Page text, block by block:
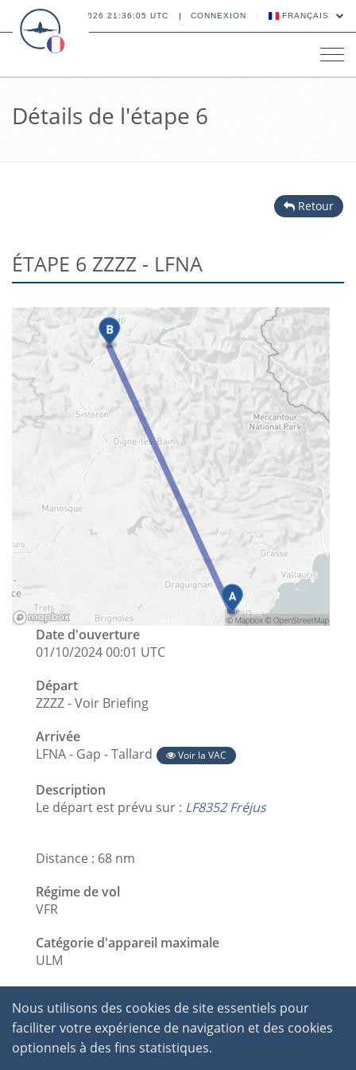
Nous utilisons des cookies de site essentiels pour
faciliter votre expérience de navigation et des cookies
optionnels à des fins statistiques.
06 AOÛT 2026 21:36:05 UTC CONNEXION FRANÇAIS
Détails de l'étape 6
Retour
ÉTAPE 6 ZZZZ - LFNA
Date d'ouverture
01/10/2024 00:01 UTC
Départ
ZZZZ - Voir Briefing
Arrivée
LFNA - Gap - Tallard
Voir la VAC
Description
Le départ est prévu sur : LF8352 Fréjus
Distance : 68 nm
Régime de vol
VFR
Catégorie d'appareil maximale
ULM